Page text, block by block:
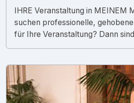
IHRE Veranstaltung in MEINEM
suchen professionelle,
für Ihre Veranstaltung? Dann